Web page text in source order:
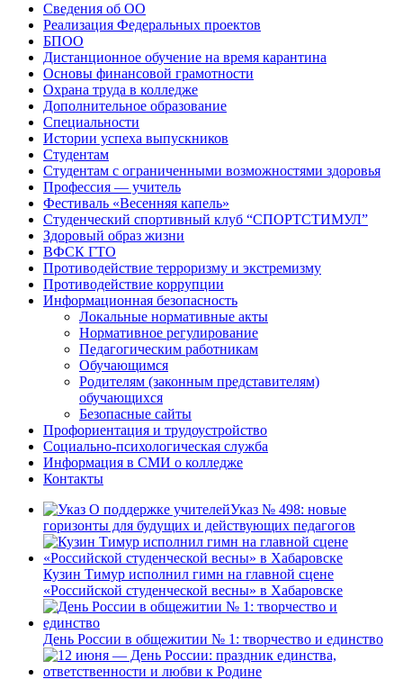
Сведения об ОО
Реализация Федеральных проектов
БПОО
Дистанционное обучение на время карантина
Основы финансовой грамотности
Охрана труда в колледже
Дополнительное образование
Специальности
Истории успеха выпускников
Студентам
Студентам с ограниченными возможностями здоровья
Профессия — учитель
Фестиваль «Весенняя капель»
Студенческий спортивный клуб “СПОРТСТИМУЛ”
Здоровый образ жизни
ВФСК ГТО
Противодействие терроризму и экстремизму
Противодействие коррупции
Информационная безопасность
Локальные нормативные акты
Нормативное регулирование
Педагогическим работникам
Обучающимся
Родителям (законным представителям)
обучающихся
Безопасные сайты
Профориентация и трудоустройство
Социально-психологическая служба
Информация в СМИ о колледже
Контакты
Указ № 498: новые
горизонты для будущих и действующих педагогов
Кузин Тимур исполнил гимн на главной сцене
«Российской студенческой весны» в Хабаровске
День России в общежитии № 1: творчество и единство